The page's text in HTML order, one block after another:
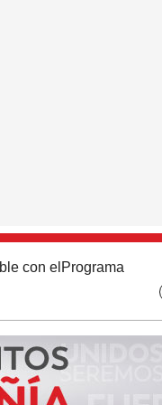
con el Programa